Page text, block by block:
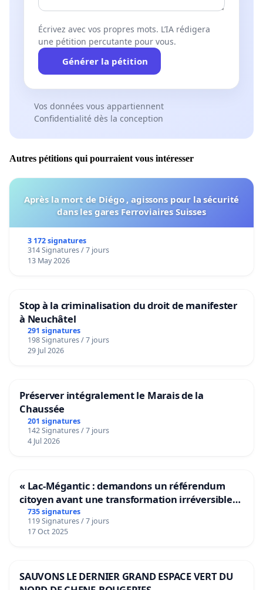
Écrivez avec vos propres mots. L’IA rédigera
une pétition percutante pour vous.
Générer la pétition
Vos données vous appartiennent
Confidentialité dès la conception
Autres pétitions qui pourraient vous intéresser
Après la mort de Diégo , agissons pour la sécurité
dans les gares Ferroviaires Suisses
3 172 signatures
314 Signatures / 7 jours
13 May 2026
Stop à la criminalisation du droit de manifester
à Neuchâtel
291 signatures
198 Signatures / 7 jours
29 Jul 2026
Préserver intégralement le Marais de la
Chaussée
201 signatures
142 Signatures / 7 jours
4 Jul 2026
« Lac-Mégantic : demandons un référendum
citoyen avant une transformation irréversible
de notre territoire »
735 signatures
119 Signatures / 7 jours
17 Oct 2025
SAUVONS LE DERNIER GRAND ESPACE VERT DU